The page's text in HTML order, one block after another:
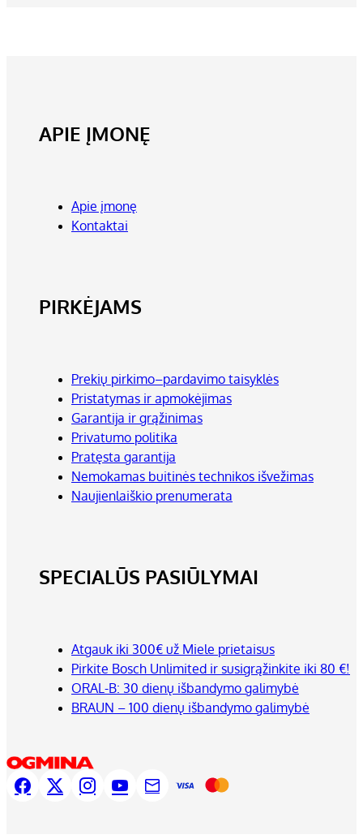
APIE ĮMONĘ
Apie įmonę
Kontaktai
PIRKĖJAMS
Prekių pirkimo–pardavimo taisyklės
Pristatymas ir apmokėjimas
Garantija ir grąžinimas
Privatumo politika
Pratęsta garantija
Nemokamas buitinės technikos išvežimas
Naujienlaiškio prenumerata
SPECIALŪS PASIŪLYMAI
Atgauk iki 300€ už Miele prietaisus
Pirkite Bosch Unlimited ir susigrąžinkite iki 80 €!
ORAL-B: 30 dienų išbandymo galimybė
BRAUN – 100 dienų išbandymo galimybė